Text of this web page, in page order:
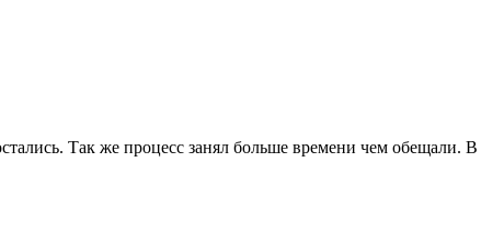
Так же процесс занял больше времени чем обещали. В